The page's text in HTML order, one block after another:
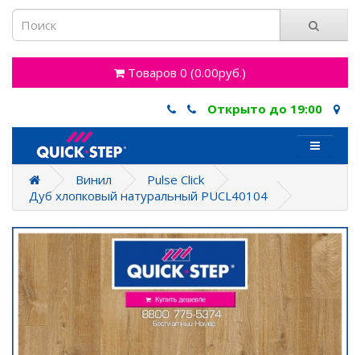
Товаров 0 (0.00руб.)
Открыто до 19:00
Винил
Pulse Click
Дуб хлопковый натуральный PUCL40104